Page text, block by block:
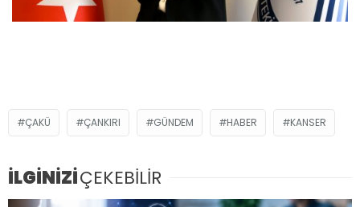
ÇAKÜ ÇANKIRI GÜNDEM HABER KANSER
İLGİNİZİÇEKEBİLİR